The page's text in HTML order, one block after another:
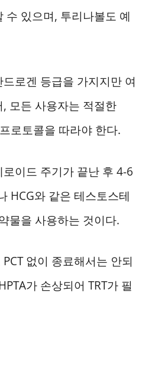
수 있으며, 투리나볼도 예
로겐 등급을 가지지만 여
모든 사용자는 적절한
로토콜을 따라야 한다.
이드 주기가 끝난 후 4-6
HCG와 같은 테스토스테
물을 사용하는 것이다.
없이 종료해서는 안되
가 손상되어 TRT가 필